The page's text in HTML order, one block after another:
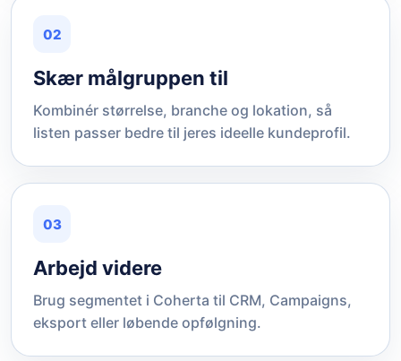
02
Skær målgruppen til
Kombinér størrelse, branche og lokation, så
listen passer bedre til jeres ideelle kundeprofil.
03
Arbejd videre
Brug segmentet i Coherta til CRM, Campaigns,
eksport eller løbende opfølgning.